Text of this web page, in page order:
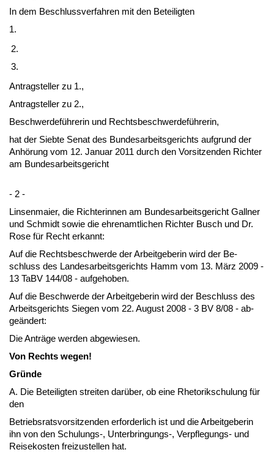
In dem Be­schluss­ver­fah­ren mit den Be­tei­lig­ten
1.
2.
3.
An­trag­stel­ler zu 1.,
An­trag­stel­ler zu 2.,
Be­schwer­deführe­rin und Rechts­be­schwer­deführe­rin,
hat der Sieb­te Se­nat des Bun­des­ar­beits­ge­richts auf­grund der
Anhörung vom 12. Ja­nu­ar 2011 durch den Vor­sit­zen­den Rich­ter
am Bun­des­ar­beits­ge­richt
- 2 -
Lin­sen­mai­er, die Rich­te­rin­nen am Bun­des­ar­beits­ge­richt Gall­ner
und Schmidt so­wie die eh­ren­amt­li­chen Rich­ter Busch und Dr.
Ro­se für Recht er­kannt:
Auf die Rechts­be­schwer­de der Ar­beit­ge­be­rin wird der Be­
schluss des Lan­des­ar­beits­ge­richts Hamm vom 13. März 2009 -
13 TaBV 144/08 - auf­ge­ho­ben.
Auf die Be­schwer­de der Ar­beit­ge­be­rin wird der Be­schluss des
Ar­beits­ge­richts Sie­gen vom 22. Au­gust 2008 - 3 BV 8/08 - ab­
geändert:
Die Anträge wer­den ab­ge­wie­sen.
Von Rechts we­gen!
Gründe
A. Die Be­tei­lig­ten strei­ten darüber, ob ei­ne Rhe­to­rik­schu­lung für
den
Be­triebs­rats­vor­sit­zen­den er­for­der­lich ist und die Ar­beit­ge­be­rin
ihn von den Schu­lungs-, Un­ter­brin­gungs-, Ver­pfle­gungs- und
Rei­se­kos­ten frei­zu­stel­len hat.